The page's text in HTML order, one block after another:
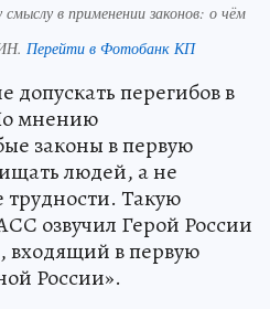
смыслу в применении законов: о чём
Перейти в Фотобанк КП
допускать перегибов в
мнению
законы в первую
людей, а не
трудности. Такую
озвучил Герой России
, входящий в первую
России».